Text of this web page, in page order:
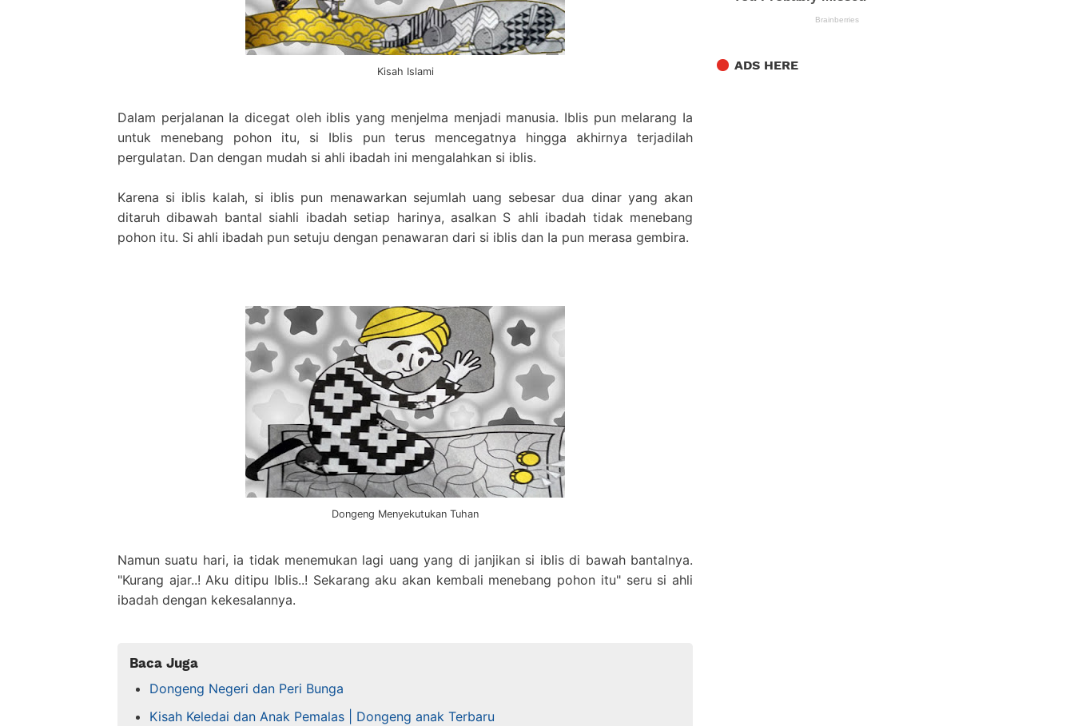
Kisah Islami
Dalam perjalanan Ia dicegat oleh iblis yang menjelma menjadi manusia. Iblis pun melarang Ia
untuk menebang pohon itu, si Iblis pun terus mencegatnya hingga akhirnya terjadilah
pergulatan. Dan dengan mudah si ahli ibadah ini mengalahkan si iblis.
Karena si iblis kalah, si iblis pun menawarkan sejumlah uang sebesar dua dinar yang akan
ditaruh dibawah bantal siahli ibadah setiap harinya, asalkan S ahli ibadah tidak menebang
pohon itu. Si ahli ibadah pun setuju dengan penawaran dari si iblis dan Ia pun merasa gembira.
Dongeng Menyekutukan Tuhan
Namun suatu hari, ia tidak menemukan lagi uang yang di janjikan si iblis di bawah bantalnya.
"Kurang ajar..! Aku ditipu Iblis..! Sekarang aku akan kembali menebang pohon itu" seru si ahli
ibadah dengan kekesalannya.
Baca Juga
Dongeng Negeri dan Peri Bunga
Kisah Keledai dan Anak Pemalas | Dongeng anak Terbaru
ADS HERE